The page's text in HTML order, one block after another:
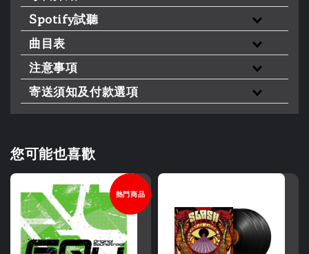
Spotify試聽
曲目表
注意事項
寄送須知及付款選項
您可能也喜歡
熱門商品